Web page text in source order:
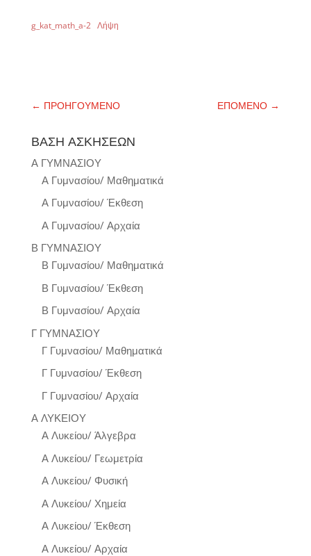
g_kat_math_a-2 Λήψη
← ΠΡΟΗΓΟΥΜΕΝΟ ΕΠΟΜΕΝΟ →
ΒΑΣΗ ΑΣΚΗΣΕΩΝ
Α ΓΥΜΝΑΣΙΟΥ
Α Γυμνασίου/ Μαθηματικά
Α Γυμνασίου/ Έκθεση
Α Γυμνασίου/ Αρχαία
Β ΓΥΜΝΑΣΙΟΥ
Β Γυμνασίου/ Μαθηματικά
Β Γυμνασίου/ Έκθεση
Β Γυμνασίου/ Αρχαία
Γ ΓΥΜΝΑΣΙΟΥ
Γ Γυμνασίου/ Μαθηματικά
Γ Γυμνασίου/ Έκθεση
Γ Γυμνασίου/ Αρχαία
Α ΛΥΚΕΙΟΥ
Α Λυκείου/ Άλγεβρα
Α Λυκείου/ Γεωμετρία
Α Λυκείου/ Φυσική
Α Λυκείου/ Χημεία
Α Λυκείου/ Έκθεση
Α Λυκείου/ Αρχαία